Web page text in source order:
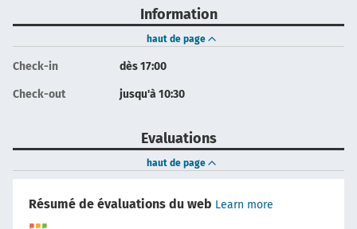
Information
haut de page
Check-in dès 17:00
Check-out jusqu'à 10:30
Evaluations
haut de page
Résumé de évaluations du web Learn more